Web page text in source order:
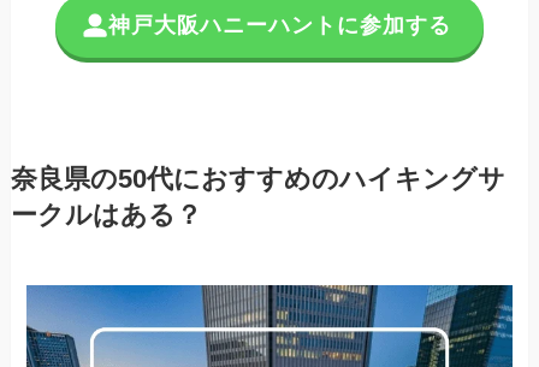
神戸大阪ハニーハントに参加する
奈良県の50代におすすめのハイキングサ
ークルはある？